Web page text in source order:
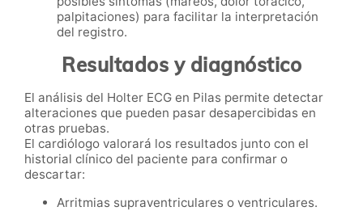
palpitaciones) para facilitar la interpretación
del registro.
Resultados y diagnóstico
El análisis del Holter ECG en Pilas permite detectar
alteraciones que pueden pasar desapercibidas en
otras pruebas.
El cardiólogo valorará los resultados junto con el
historial clínico del paciente para confirmar o
descartar:
Arritmias supraventriculares o ventriculares.